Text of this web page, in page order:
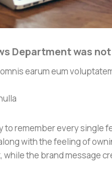
Department was
earum eum
to remember every single
with the feeling of
the brand message